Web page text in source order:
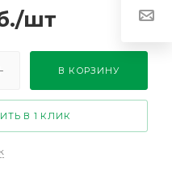
/шт
В КОРЗИНУ
В 1 КЛИК